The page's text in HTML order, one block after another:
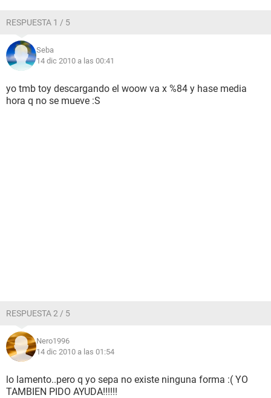
RESPUESTA 1 / 5
Seba
14 dic 2010 a las 00:41
yo tmb toy descargando el woow va x %84 y hase media
hora q no se mueve :S
RESPUESTA 2 / 5
Nero1996
14 dic 2010 a las 01:54
lo lamento..pero q yo sepa no existe ninguna forma :( YO
TAMBIEN PIDO AYUDA!!!!!!